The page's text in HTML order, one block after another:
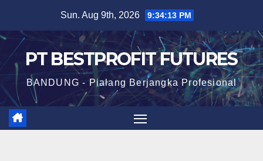
content
Sun. Aug 9th, 2026 9:34:13 PM
PT BESTPROFIT FUTURES
BANDUNG - Pialang Berjangka Profesional